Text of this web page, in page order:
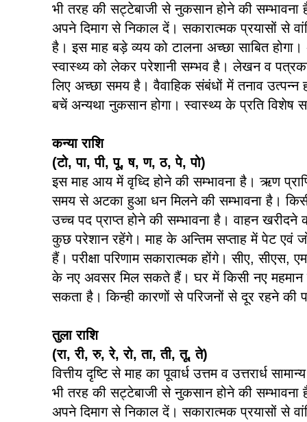
भी तरह की सट्टेबाजी से नुकसान होने की सम्भावना
अपने दिमाग से निकाल दें। सकारात्मक प्रयासों से
है। इस माह बड़े व्यय को टालना अच्छा साबित
स्वास्थ्य को लेकर परेशानी सम्भव है। लेखन व
लिए अच्छा समय है। वैवाहिक संबंधों में तनाव
बचें अन्यथा नुकसान होगा। स्वास्थ्य के प्रति विशेष
कन्या राशि
(टो, पा, पी, पू, ष, ण, ठ, पे, पो)
इस माह आय में वृध्दि होने की सम्भावना है। ऋण
समय से अटका हुआ धन मिलने की सम्भावना है।
उच्च पद प्राप्त होने की सम्भावना है। वाहन
कुछ परेशान रहेंगे। माह के अन्तिम सप्ताह में पेट एवं
हैं। परीक्षा परिणाम सकारात्मक होंगे। सीए, सीएस,
के नए अवसर मिल सकते हैं। घर में किसी नए
सकता है। किन्ही कारणों से परिजनों से दूर रहने की
तुला राशि
(रा, री, रु, रे, रो, ता, ती, तू, ते)
वित्तीय दृष्टि से माह का पूवार्ध उत्तम व उत्तरार्ध
भी तरह की सट्टेबाजी से नुकसान होने की सम्भावना
अपने दिमाग से निकाल दें। सकारात्मक प्रयासों से